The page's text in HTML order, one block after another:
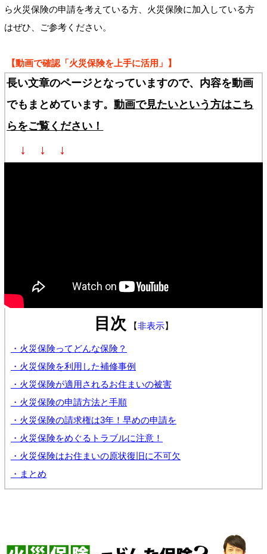
ら火災保険の申請を考えている方、火災保険に加入している方
はぜひ、ご参考ください。
【動画で確認「火災保険を上手に活用」】
長い文章のページとなっていますので、内容を動画
でもまとめています。動画で見たいという方はこち
らをご覧ください！
↓ ↓ ↓
目次 【非表示】
・火災保険ってどんな保険？
・火災保険を利用した補修事例
・火災保険が適用されるお住まいの被害
・火災保険の申請方法と手順
・火災保険の請求権は3年！早めの申請を
・火災保険をめぐるトラブルに注意！
・火災保険はお住まいの原状復旧に不可欠
・まとめ